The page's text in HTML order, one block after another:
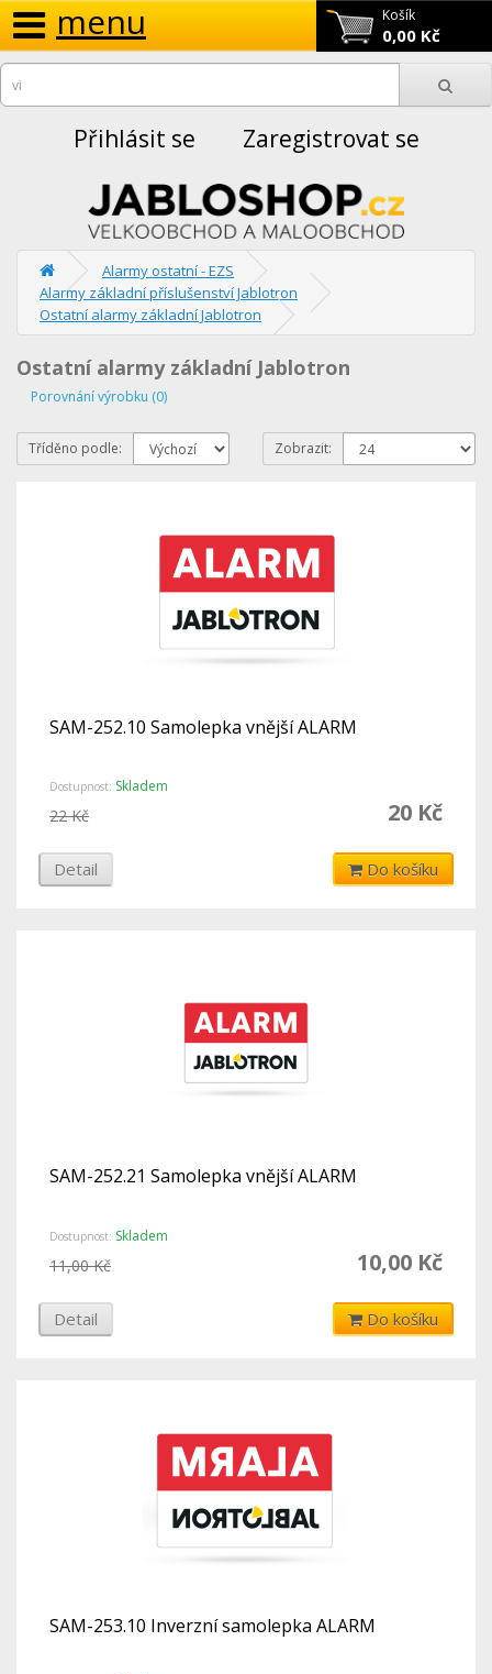
Košík
0,00 Kč
menu
Přihlásit se Zaregistrovat se
Alarmy ostatní - EZS
Alarmy základní příslušenství Jablotron
Ostatní alarmy základní Jablotron
Ostatní alarmy základní Jablotron
Porovnání výrobku (0)
Tříděno podle: Zobrazit:
SAM-252.10 Samolepka vnější ALARM
Dostupnost: Skladem
20 Kč
22 Kč
Detail Do košíku
SAM-252.21 Samolepka vnější ALARM
Dostupnost: Skladem
10,00 Kč
11,00 Kč
Detail Do košíku
SAM-253.10 Inverzní samolepka ALARM